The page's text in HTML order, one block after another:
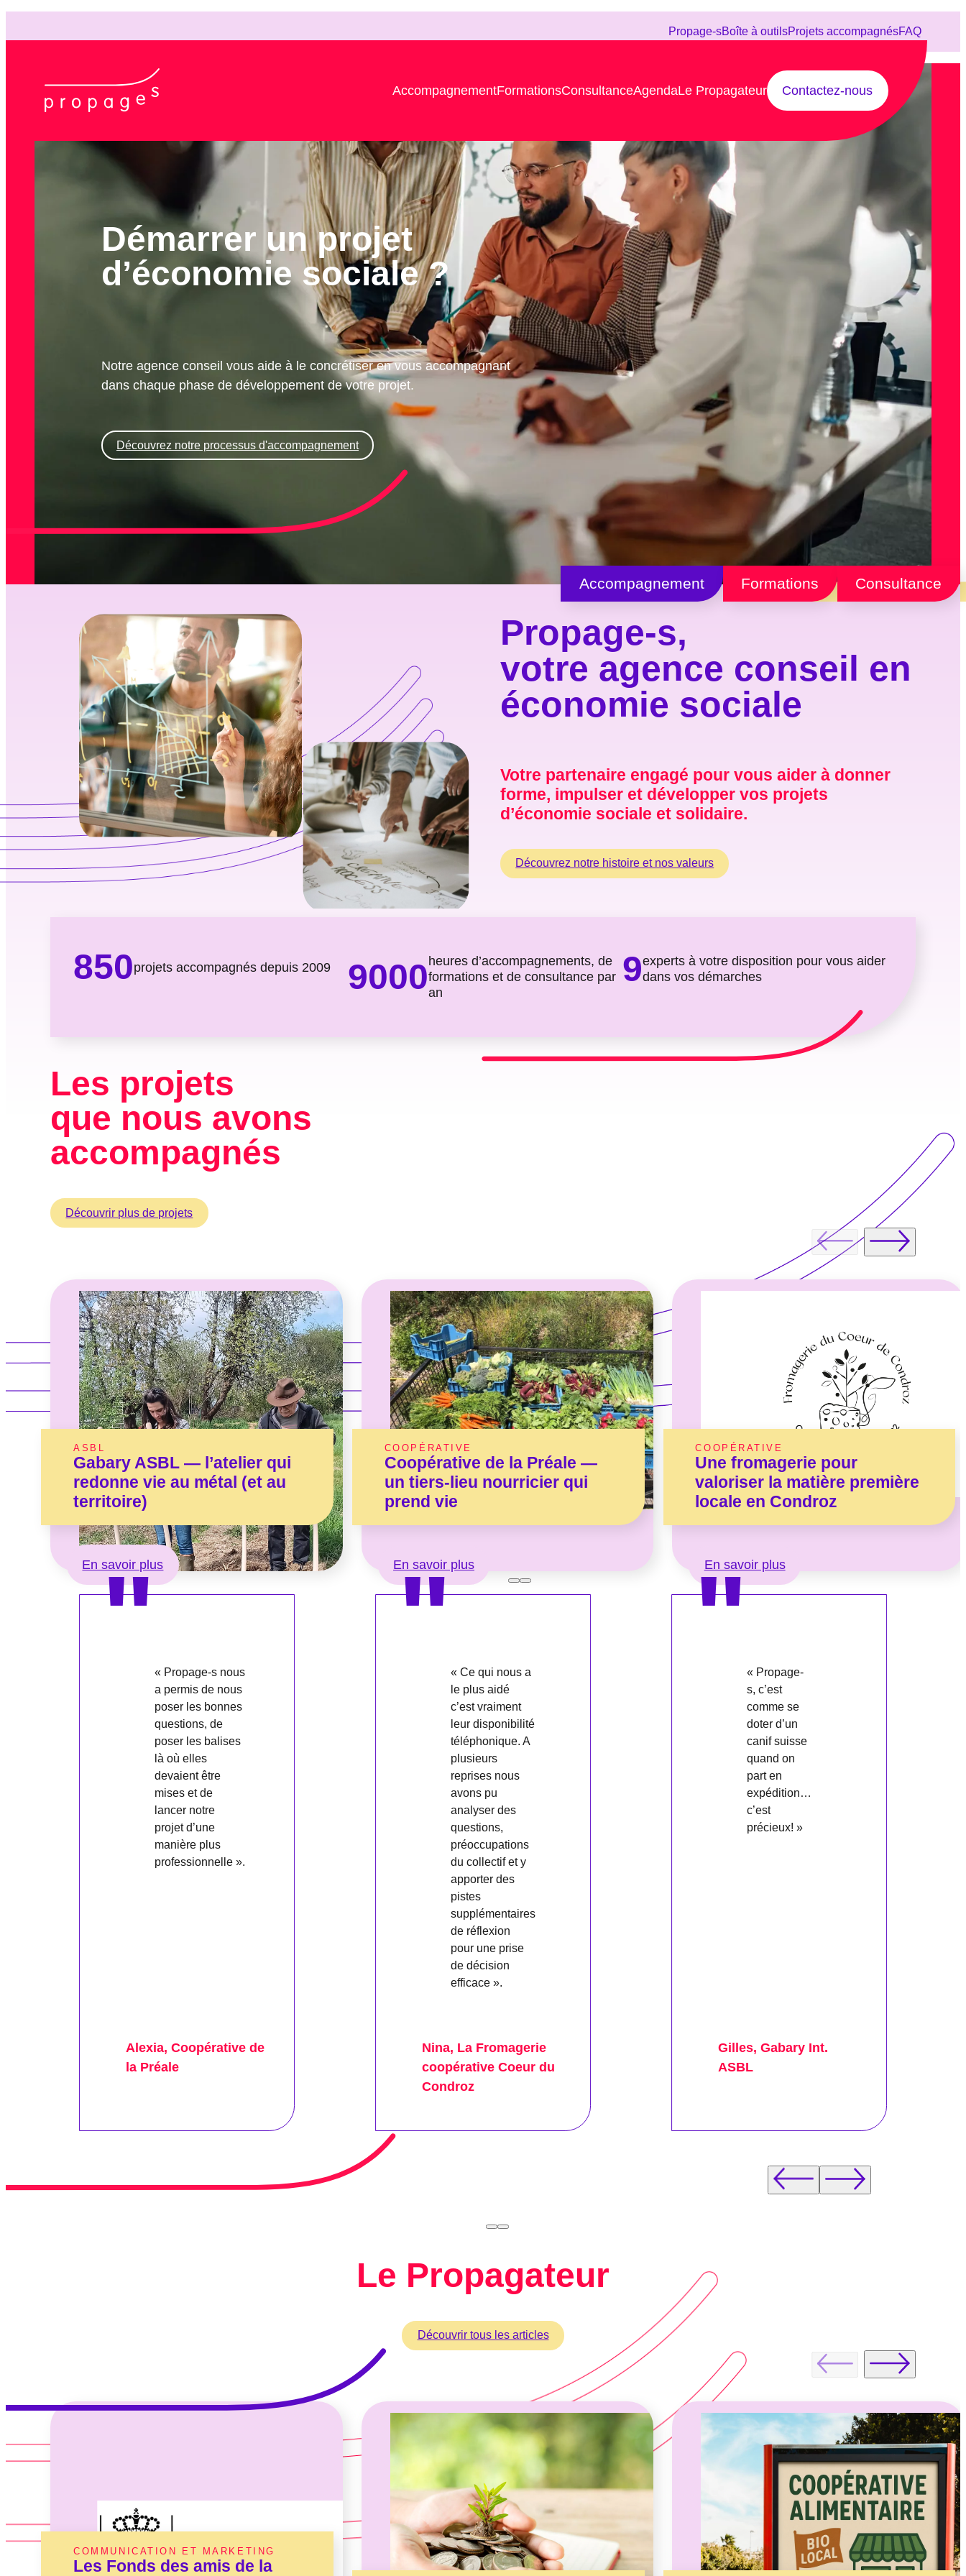
Propage-sBoîte à outilsProjets accompagnésFAQ
AccompagnementFormationsConsultanceAgendaLe Propagateur Contactez-nous
Démarrer un projet
d’économie sociale ?
Notre agence conseil vous aide à le concrétiser en vous accompagnant
dans chaque phase de développement de votre projet.
Découvrez notre processus d'accompagnement
Accompagnement Formations Consultance
Propage-s,
votre agence conseil en
économie sociale
Votre partenaire engagé pour vous aider à donner
forme, impulser et développer vos projets
d’économie sociale et solidaire.
Découvrez notre histoire et nos valeurs
850projets accompagnés depuis 2009 9000heures d’accompagnements, de
formations et de consultance par
an
9experts à votre disposition pour vous aider
dans vos démarches
Les projets
que nous avons
accompagnés
Découvrir plus de projets
ASBL
Gabary ASBL — l’atelier qui
redonne vie au métal (et au
territoire)
En savoir plus
COOPÉRATIVE
Coopérative de la Préale —
un tiers-lieu nourricier qui
prend vie
En savoir plus
COOPÉRATIVE
Une fromagerie pour
valoriser la matière première
locale en Condroz
En savoir plus
« Propage-s nous
a permis de nous
poser les bonnes
questions, de
poser les balises
là où elles
devaient être
mises et de
lancer notre
projet d’une
manière plus
professionnelle ».
Alexia, Coopérative de
la Préale
« Ce qui nous a
le plus aidé
c’est vraiment
leur disponibilité
téléphonique. A
plusieurs
reprises nous
avons pu
analyser des
questions,
préoccupations
du collectif et y
apporter des
pistes
supplémentaires
de réflexion
pour une prise
de décision
efficace ».
Nina, La Fromagerie
coopérative Coeur du
Condroz
« Propage-
s, c’est
comme se
doter d’un
canif suisse
quand on
part en
expédition…
c’est
précieux! »
Gilles, Gabary Int.
ASBL
Le Propagateur
Découvrir tous les articles
COMMUNICATION ET MARKETING
Les Fonds des amis de la